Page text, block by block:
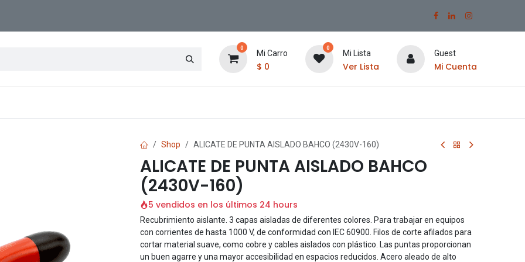
0
Mi Carro
$ 0
0
Mi Lista
Ver Lista
Guest
Mi Cuenta
Shop ALICATE DE PUNTA AISLADO BAHCO (2430V-160)
ALICATE DE PUNTA AISLADO BAHCO
(2430V-160)
5 vendidos en los últimos 24 hours
Recubrimiento aislante. 3 capas aisladas de diferentes colores. Para trabajar en equipos
con corrientes de hasta 1000 V, de conformidad con IEC 60900. Filos de corte afilados para
cortar material suave, como cobre y cables aislados con plástico. Las puntas proporcionan
un buen agarre y una mayor accesibilidad en espacios reducidos. Acero aleado de alto